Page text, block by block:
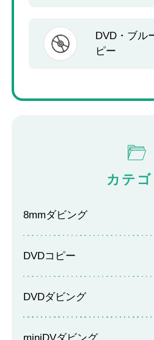
DVD・ブル
ピー
カテゴ
8mmダビング
DVDコピー
DVDダビング
miniDVダビング